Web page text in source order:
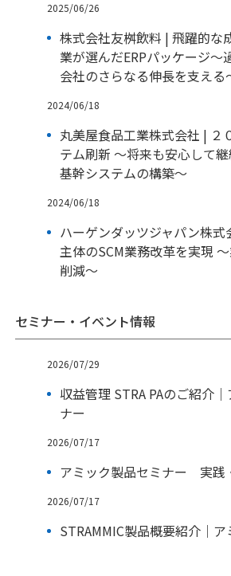
2025/06/26
株式会社友桝飲料 | 飛躍的な
業が選んだERPパッケージ
会社のさらなる伸長を支える
2024/06/18
丸美屋食品工業株式会社 | ２
テム刷新 ～将来も安心して
基幹システムの構築～
2024/06/18
ハーゲンダッツジャパン株
主体のSCM業務改革を実現
削減～
セミナー・イベント情報
2026/07/29
収益管理 STRA PAのご紹介
ナー
2026/07/17
アミック製品セミナー 実践
2026/07/17
STRAMMIC製品概要紹介｜